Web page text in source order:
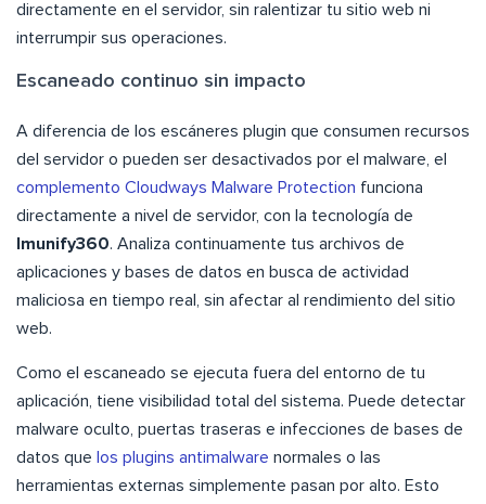
directamente en el servidor, sin ralentizar tu sitio web ni
interrumpir sus operaciones.
Escaneado continuo sin impacto
A diferencia de los escáneres plugin que consumen recursos
del servidor o pueden ser desactivados por el malware, el
complemento Cloudways Malware Protection funciona
directamente a nivel de servidor, con la tecnología de
Imunify360. Analiza continuamente tus archivos de
aplicaciones y bases de datos en busca de actividad
maliciosa en tiempo real, sin afectar al rendimiento del sitio
web.
Como el escaneado se ejecuta fuera del entorno de tu
aplicación, tiene visibilidad total del sistema. Puede detectar
malware oculto, puertas traseras e infecciones de bases de
datos que los plugins antimalware normales o las
herramientas externas simplemente pasan por alto. Esto